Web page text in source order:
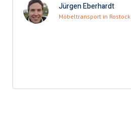
Jürgen Eberhardt
Möbeltransport in Rostock